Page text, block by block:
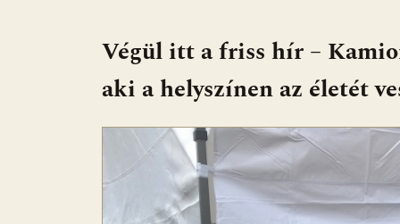
Végül itt a friss hír –
aki a helyszínen az életét